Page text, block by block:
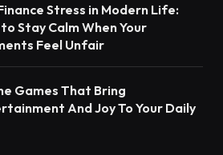
Stress in Modern Life:
Stay Calm When Your
Feel Unfair
Games That Bring
And Joy To Your Daily